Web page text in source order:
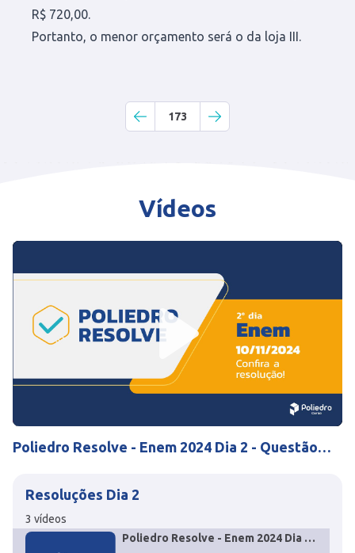
R$ 720,00.
Portanto, o menor orçamento será o da loja III.
173
Vídeos
Mute Settings
Play
Poliedro Resolve - Enem 2024 Dia 2 - Questão
Resoluções Dia 2
3 vídeos
Poliedro Resolve - Enem 2024 Dia 2